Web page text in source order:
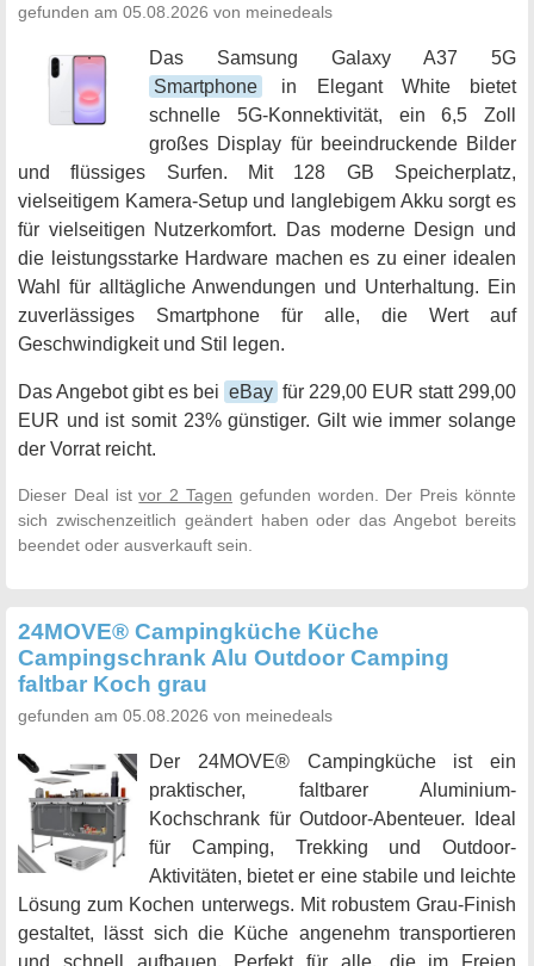
gefunden am 05.08.2026 von meinedeals
Das Samsung Galaxy A37 5G
Smartphone
in Elegant White bietet
schnelle 5G-Konnektivität, ein 6,5 Zoll
großes Display für beeindruckende Bilder
und flüssiges Surfen. Mit 128 GB Speicherplatz,
vielseitigem Kamera-Setup und langlebigem Akku sorgt es
für vielseitigen Nutzerkomfort. Das moderne Design und
die leistungsstarke Hardware machen es zu einer idealen
Wahl für alltägliche Anwendungen und Unterhaltung. Ein
zuverlässiges Smartphone für alle, die Wert auf
Geschwindigkeit und Stil legen.
Das Angebot gibt es bei eBay für 229,00 EUR statt 299,00
EUR und ist somit 23% günstiger. Gilt wie immer solange
der Vorrat reicht.
Dieser Deal istvor 2 Tagen gefunden worden. Der Preis könnte
sich zwischenzeitlich geändert haben oder das Angebot bereits
beendet oder ausverkauft sein.
24MOVE® Campingküche Küche
Campingschrank Alu Outdoor Camping
faltbar Koch grau
gefunden am 05.08.2026 von meinedeals
Der 24MOVE® Campingküche ist ein
praktischer, faltbarer Aluminium-
Kochschrank für Outdoor-Abenteuer. Ideal
für Camping, Trekking und Outdoor-
Aktivitäten, bietet er eine stabile und leichte
Lösung zum Kochen unterwegs. Mit robustem Grau-Finish
gestaltet, lässt sich die Küche angenehm transportieren
und schnell aufbauen. Perfekt für alle, die im Freien